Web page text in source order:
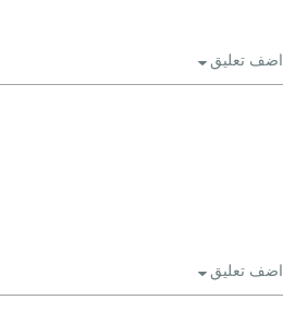
اضف تعليق
اضف تعليق